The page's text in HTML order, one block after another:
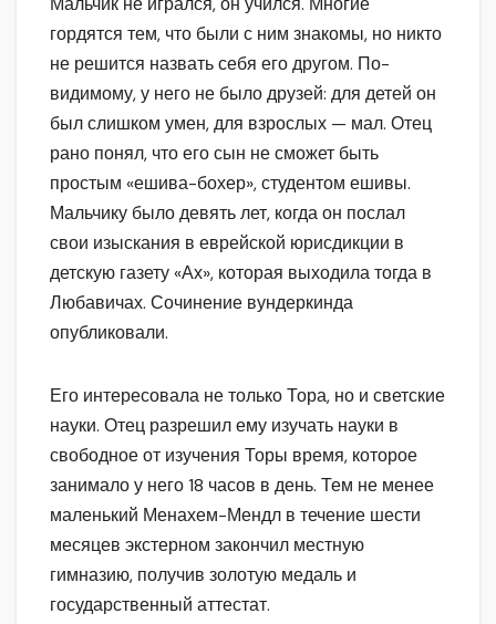
гордятся тем, что были с ним знакомы, но никто
не решится назвать себя его другом. По-
видимому, у него не было друзей: для детей он
был слишком умен, для взрослых — мал. Отец
рано понял, что его сын не сможет быть
простым «ешива-бохер», студентом ешивы.
Мальчику было девять лет, когда он послал
свои изыскания в еврейской юрисдикции в
детскую газету «Ах», которая выходила тогда в
Любавичах. Сочинение вундеркинда
опубликовали.
Его интересовала не только Тора, но и светские
науки. Отец разрешил ему изучать науки в
свободное от изучения Торы время, которое
занимало у него 18 часов в день. Тем не менее
маленький Менахем-Мендл в течение шести
месяцев экстерном закончил местную
гимназию, получив золотую медаль и
государственный аттестат.